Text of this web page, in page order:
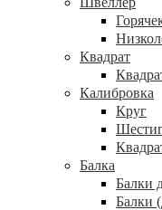
Квадрат
Калибровка
Круг
Балка
Балки
Балки